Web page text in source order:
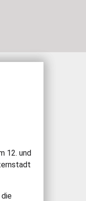
12. und